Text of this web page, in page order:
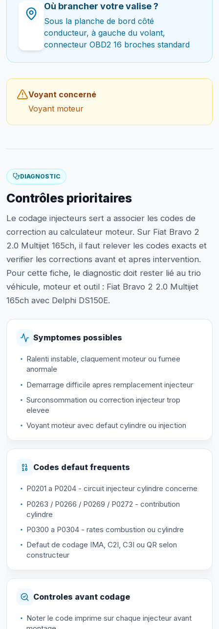
Où brancher votre valise ?
Sous la planche de bord côté
conducteur, à gauche du volant,
connecteur OBD2 16 broches standard
Voyant concerné
Voyant moteur
DIAGNOSTIC
Contrôles prioritaires
Le codage injecteurs sert a associer les codes de
correction au calculateur moteur. Sur Fiat Bravo 2
2.0 Multijet 165ch, il faut relever les codes exacts et
verifier les corrections avant et apres intervention.
Pour cette fiche, le diagnostic doit rester lié au trio
véhicule, moteur et outil : Fiat Bravo 2 2.0 Multijet
165ch avec Delphi DS150E.
Symptomes possibles
Ralenti instable, claquement moteur ou fumee
anormale
Demarrage difficile apres remplacement injecteur
Surconsommation ou correction injecteur trop
elevee
Voyant moteur avec defaut cylindre ou injection
Codes defaut frequents
P0201 a P0204 - circuit injecteur cylindre concerne
P0263 / P0266 / P0269 / P0272 - contribution
cylindre
P0300 a P0304 - rates combustion ou cylindre
Defaut de codage IMA, C2I, C3I ou QR selon
constructeur
Controles avant codage
Noter le code imprime sur chaque injecteur avant